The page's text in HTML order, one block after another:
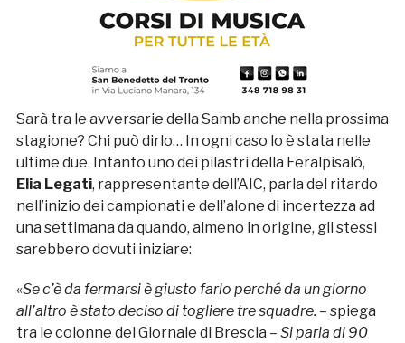
Sarà tra le avversarie della Samb anche nella prossima
stagione? Chi può dirlo… In ogni caso lo è stata nelle
ultime due. Intanto uno dei pilastri della Feralpisalò,
Elia Legati, rappresentante dell’AIC, parla del ritardo
nell’inizio dei campionati e dell’alone di incertezza ad
una settimana da quando, almeno in origine, gli stessi
sarebbero dovuti iniziare:
«Se c’è da fermarsi è giusto farlo perché da un giorno
all’altro è stato deciso di togliere tre squadre. – spiega
tra le colonne del Giornale di Brescia – Si parla di 90